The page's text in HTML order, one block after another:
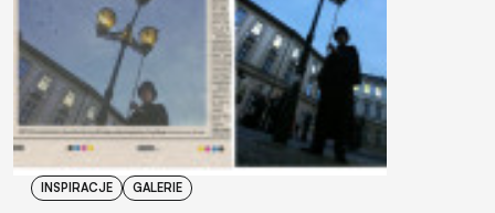
INSPIRACJE GALERIE